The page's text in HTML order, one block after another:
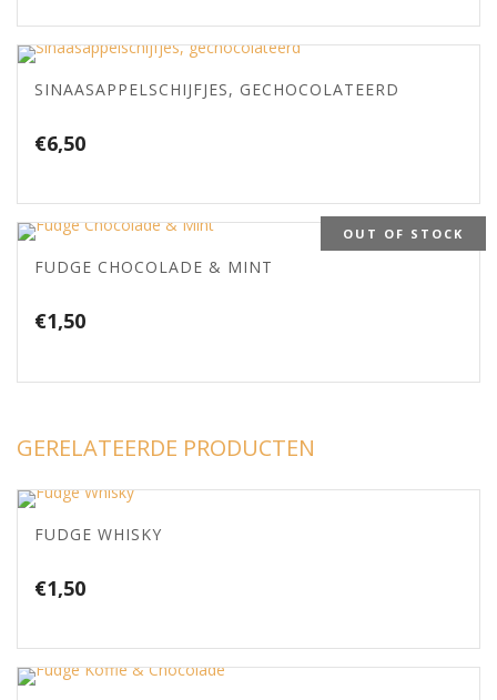
SINAASAPPELSCHIJFJES, GECHOCOLATEERD
€6,50
OUT OF STOCK
FUDGE CHOCOLADE & MINT
€1,50
GERELATEERDE PRODUCTEN
FUDGE WHISKY
€1,50